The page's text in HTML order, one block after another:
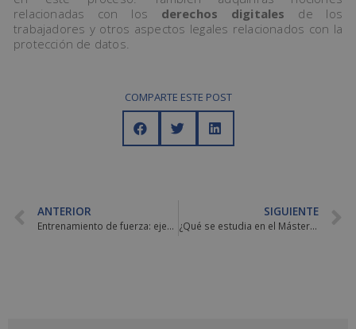
relacionadas con los derechos digitales de los
trabajadores y otros aspectos legales relacionados con la
protección de datos.
COMPARTE ESTE POST
ANTERIOR
Entrenamiento de fuerza: ejercicios y beneficios para la salud
SIGUIENTE
¿Qué se estudia en el Máster Online de Compliance Officer?